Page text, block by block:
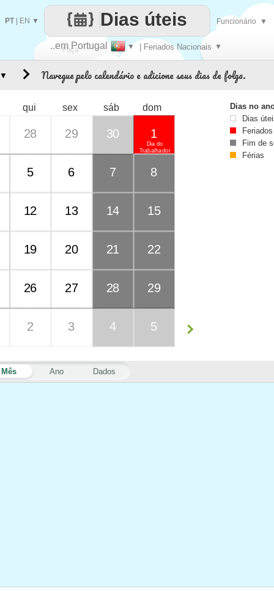
Faça
..em Portugal ▼ | Feriados Nacionais ▼
Dias úteis
PT| EN ▼ Funcionário ▼
Navegue pelo calendário e adicione seus dias de folga.
Mês Ano Dados
qui sex sáb dom
28 29 30
Dia do
Trabalhador
1
5 6 7 8
12 13 14 15
19 20 21 22
26 27 28 29
2 3 4 5
▼
Dias no
Dias
Feriados
Fim de
Férias